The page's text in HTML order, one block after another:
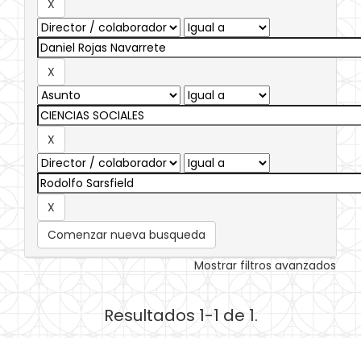
Comenzar nueva busqueda
Mostrar filtros avanzados
Resultados 1-1 de 1.